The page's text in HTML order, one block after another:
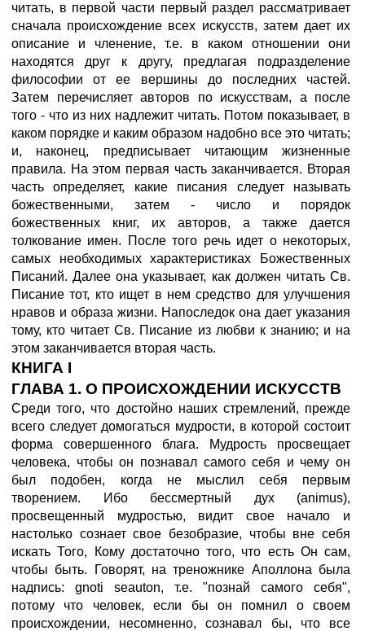
читать, в первой части первый раздел рассматривает
сначала происхождение всех искусств, затем дает их
описание и членение, т.е. в каком отношении они
находятся друг к другу, предлагая подразделение
философии от ее вершины до последних частей.
Затем перечисляет авторов по искусствам, а после
того - что из них надлежит читать. Потом показывает, в
каком порядке и каким образом надобно все это читать;
и, наконец, предписывает читающим жизненные
правила. На этом первая часть заканчивается. Вторая
часть определяет, какие писания следует называть
божественными, затем - число и порядок
божественных книг, их авторов, а также дается
толкование имен. После того речь идет о некоторых,
самых необходимых характеристиках Божественных
Писаний. Далее она указывает, как должен читать Св.
Писание тот, кто ищет в нем средство для улучшения
нравов и образа жизни. Напоследок она дает указания
тому, кто читает Св. Писание из любви к знанию; и на
этом заканчивается вторая часть.
КНИГА I
ГЛАВА 1. О ПРОИСХОЖДЕНИИ ИСКУССТВ
Среди того, что достойно наших стремлений, прежде
всего следует домогаться мудрости, в которой состоит
форма совершенного блага. Мудрость просвещает
человека, чтобы он познавал самого себя и чему он
был подобен, когда не мыслил себя первым
творением. Ибо бессмертный дух (animus),
просвещенный мудростью, видит свое начало и
настолько сознает свое безобразие, чтобы вне себя
искать Того, Кому достаточно того, что есть Он сам,
чтобы быть. Говорят, на треножнике Аполлона была
надпись: gnoti seauton, т.е. "познай самого себя",
потому что человек, если бы он помнил о своем
происхождении, несомненно, сознавал бы, что все